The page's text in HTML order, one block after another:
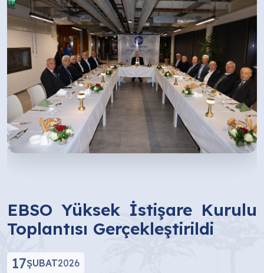
EBSO Yüksek İstişare Kurulu
Toplantısı Gerçekleştirildi
17ŞUBAT2026